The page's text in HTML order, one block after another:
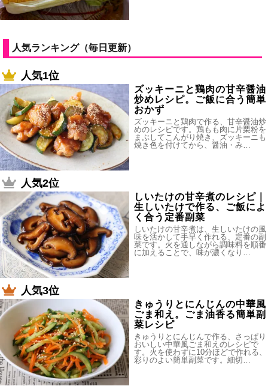
人気ランキング（毎日更新）
人気1位
ズッキーニと鶏肉の甘辛醤油
炒めレシピ。ご飯に合う簡単
おかず
ズッキーニと鶏肉で作る、甘辛醤油炒
めのレシピです。鶏もも肉に片栗粉を
まぶしてこんがり焼き、ズッキーニも
焼き色を付けてから、醤油・み…
人気2位
しいたけの甘辛煮のレシピ｜
生しいたけで作る、ご飯によ
く合う定番副菜
しいたけの甘辛煮は、生しいたけの風
味を活かして手早く作れる、定番の副
菜です。火を通しながら調味料を順番
に加えることで、味が濃くなり…
人気3位
きゅうりとにんじんの中華風
ごま和え。ごま油香る簡単副
菜レシピ
きゅうりとにんじんで作る、さっぱり
おいしい中華風ごま和えのレシピで
す。火を使わずに10分ほどで作れる、
彩りのよい簡単副菜です。細切…